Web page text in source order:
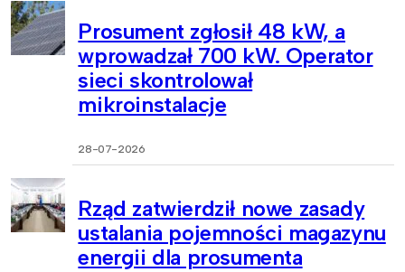
Prosument zgłosił 48 kW, a
wprowadzał 700 kW. Operator
sieci skontrolował
mikroinstalacje
28-07-2026
Rząd zatwierdził nowe zasady
ustalania pojemności magazynu
energii dla prosumenta